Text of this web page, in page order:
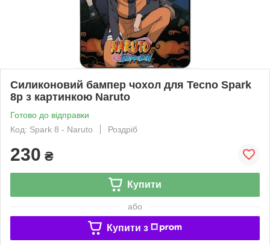
Силиконовий бампер чохол для Tecno Spark
8p з картинкою Naruto
Готово до відправки
Код: Spark 8 - Naruto
Роздріб
230 ₴
Купити
або
Купити з